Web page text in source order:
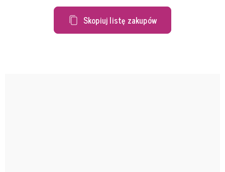
Skopiuj listę zakupów